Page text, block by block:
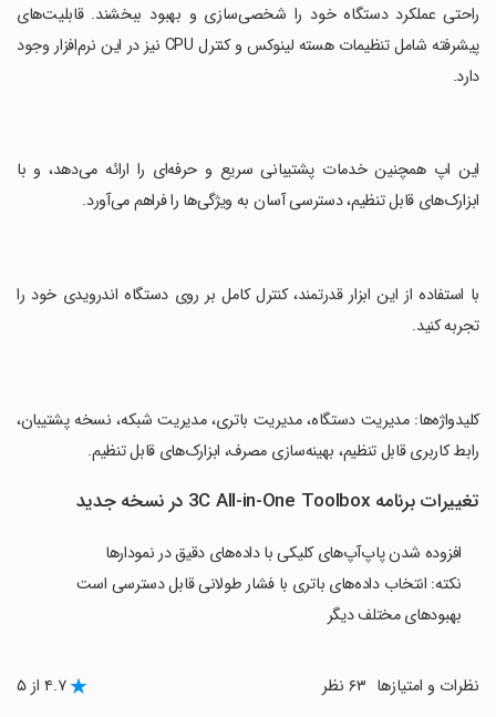
راحتی عملکرد دستگاه خود را شخصی‌سازی و بهبود ببخشند. قابلیت‌های
پیشرفته شامل تنظیمات هسته لینوکس و کنترل CPU نیز در این نرم‌افزار وجود
دارد.
‏این اپ همچنین خدمات پشتیبانی سریع و حرفه‌ای را ارائه می‌دهد، و با
ابزارک‌های قابل تنظیم، دسترسی آسان به ویژگی‌ها را فراهم می‌آورد.
‏با استفاده از این ابزار قدرتمند، کنترل کامل بر روی دستگاه اندرویدی خود را
تجربه کنید.
‏کلیدواژه‌ها: مدیریت دستگاه، مدیریت باتری، مدیریت شبکه، نسخه پشتیبان،
رابط کاربری قابل تنظیم، بهینه‌سازی مصرف، ابزارک‌های قابل تنظیم.
تغییرات برنامه 3C All-in-One Toolbox در نسخه جدید
افزوده شدن پاپ‌آپ‌های کلیکی با داده‌های دقیق در نمودارها
نکته: انتخاب داده‌های باتری با فشار طولانی قابل دسترسی است
بهبودهای مختلف دیگر
نظرات و امتیازها ۴.۷ از ۵